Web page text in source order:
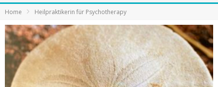
Home Heilpraktikerin für Psychotherapy